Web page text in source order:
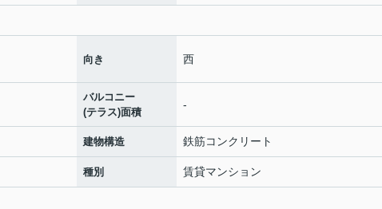
向き 西
バルコニー
(テラス)面積
-
建物構造 鉄筋コンクリート
種別 賃貸マンション